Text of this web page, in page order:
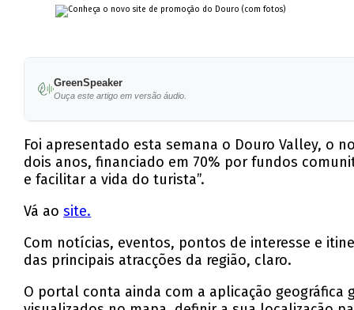
GreenSpeaker
Ouça este artigo em versão áudio.
Foi apresentado esta semana o Douro Valley, o
dois anos, financiado em 70% por fundos
e facilitar a vida do turista”.
Vá aosite.
Com notícias, eventos, pontos de interesse e
das principais atracções da região, claro.
O portal conta ainda com a aplicação